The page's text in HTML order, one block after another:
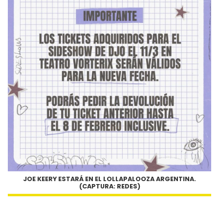
JOE KEERY ESTARÁ EN EL LOLLAPALOOZA ARGENTINA.
(CAPTURA: REDES)